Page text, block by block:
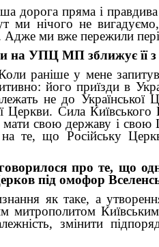
дорога пряма і
ми нічого не
ми вже пережили
на УПЦ МП зближує її з
раніше у мене
його приїзди в
не до Української
Церкви. Сила
свою державу і свою
те, що Російську
про те, що
під омофор
як таке, а
митрополитом
змінити